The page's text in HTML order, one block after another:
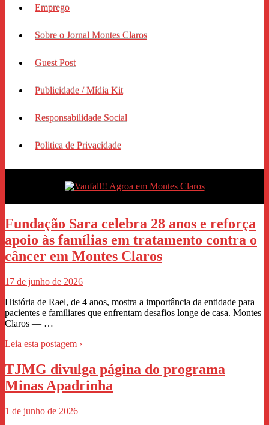
Emprego
Sobre o Jornal Montes Claros
Guest Post
Publicidade / Mídia Kit
Responsabilidade Social
Politica de Privacidade
Fundação Sara celebra 28 anos e reforça
apoio às famílias em tratamento contra o
câncer em Montes Claros
17 de junho de 2026
História de Rael, de 4 anos, mostra a importância da entidade para
pacientes e familiares que enfrentam desafios longe de casa. Montes
Claros — …
Leia esta postagem ›
TJMG divulga página do programa
Minas Apadrinha
1 de junho de 2026